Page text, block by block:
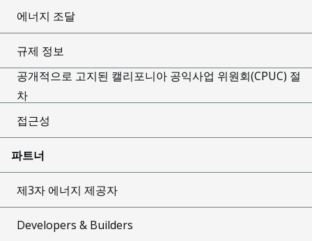
에너지 조달
규제 정보
공개적으로 고지된 캘리포니아 공익사업 위원회(CPUC) 절
차
접근성
파트너
제3자 에너지 제공자
Developers & Builders